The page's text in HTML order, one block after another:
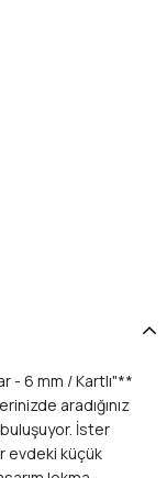
- 6 mm / Kartlı"**
aradığınız
İster
evdeki küçük